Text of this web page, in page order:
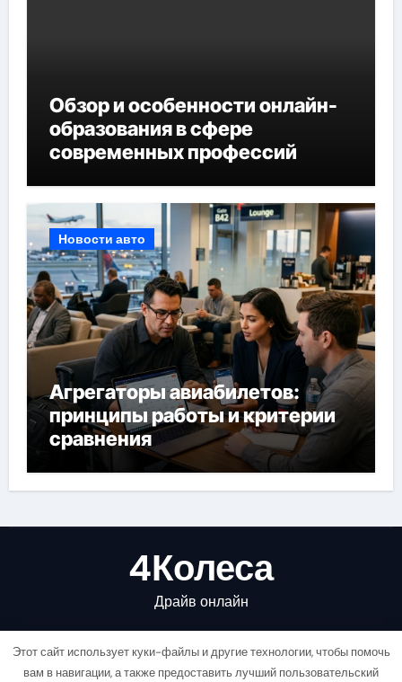
Обзор и особенности онлайн-
образования в сфере
современных профессий
Новости авто
Агрегаторы авиабилетов:
принципы работы и критерии
сравнения
4Колеса
Драйв онлайн
Этот сайт использует куки-файлы и другие технологии, чтобы помочь
вам в навигации, а также предоставить лучший пользовательский